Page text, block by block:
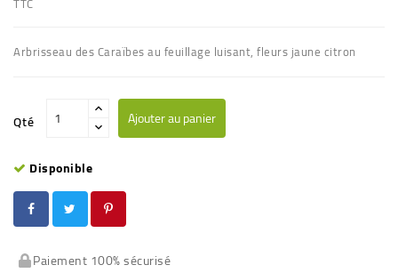
Arbrisseau des Caraïbes au feuillage luisant, fleurs jaune citron
Qté Ajouter au panier
Disponible
Paiement 100% sécurisé